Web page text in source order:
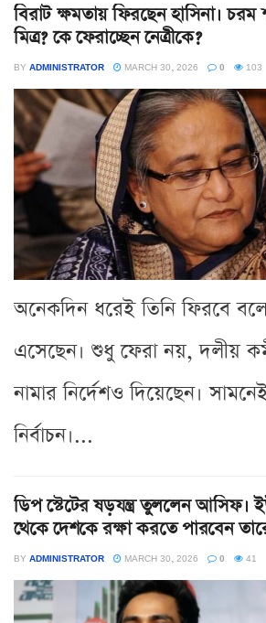
বিরাট ক্ষমতায় ফিরছেন হাসিনা।
মিত্র? কে ফেরাচ্ছেন নেত্রীকে?
BY ADMINISTRATOR MARCH 30, 2026 0 103
অনেকদিন ধরেই তিনি ফিরবে
এসেছেন। শুধু ফেরা নয়, দলীয়
নামার নির্দেশও দিয়েছেন।
নির্বাচন।...
ডিপ স্টেটের ষড়যন্ত্র তুললেন আসিফ।
থেকে দেশকে রক্ষা করতে পারবেন
BY ADMINISTRATOR MARCH 30, 2026 0 41